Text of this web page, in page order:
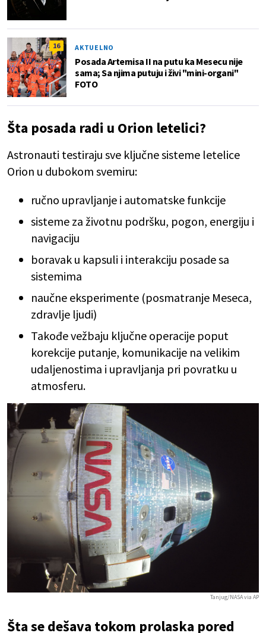
16 AKTUELNO
Posada Artemisa II na putu ka Mesecu nije
sama; Sa njima putuju i živi "mini-organi"
FOTO
Šta posada radi u Orion letelici?
Astronauti testiraju sve ključne sisteme letelice
Orion u dubokom svemiru:
ručno upravljanje i automatske funkcije
sisteme za životnu podršku, pogon, energiju i
navigaciju
boravak u kapsuli i interakciju posade sa
sistemima
naučne eksperimente (posmatranje Meseca,
zdravlje ljudi)
Takođe vežbaju ključne operacije poput
korekcije putanje, komunikacije na velikim
udaljenostima i upravljanja pri povratku u
atmosferu.
Tanjug/NASA via AP
Šta se dešava tokom prolaska pored